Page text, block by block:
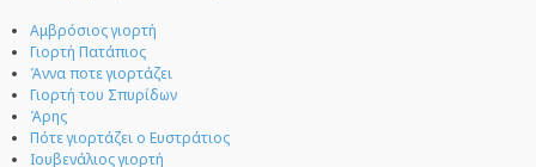
Αμβρόσιος γιορτή
Γιορτή Πατάπιος
Άννα ποτε γιορτάζει
Γιορτή του Σπυρίδων
Άρης
Πότε γιορτάζει ο Ευστράτιος
Ιουβενάλιος γιορτή